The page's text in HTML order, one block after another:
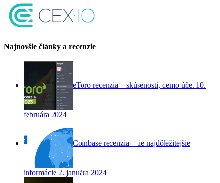
Najnovšie články a recenzie
eToro recenzia – skúsenosti, demo účet 10.
februára 2024
Coinbase recenzia – tie najdôležitejšie
informácie 2. januára 2024